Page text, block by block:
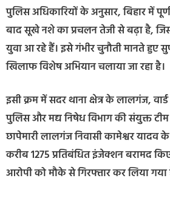
पुलिस अधिकारियों के अनुसार, बिहार में
बाद सूखे नशे का प्रचलन तेजी से बढ़ा है,
युवा आ रहे हैं। इसे गंभीर चुनौती मानते हुए
खिलाफ विशेष अभियान चलाया जा रहा है।
इसी क्रम में सदर थाना क्षेत्र के लालगंज,
पुलिस और मद्य निषेध विभाग की संयुक्त
छापेमारी लालगंज निवासी कामेश्वर यादव
करीब 1275 प्रतिबंधित इंजेक्शन बरामद
आरोपी को मौके से गिरफ्तार कर लिया गया